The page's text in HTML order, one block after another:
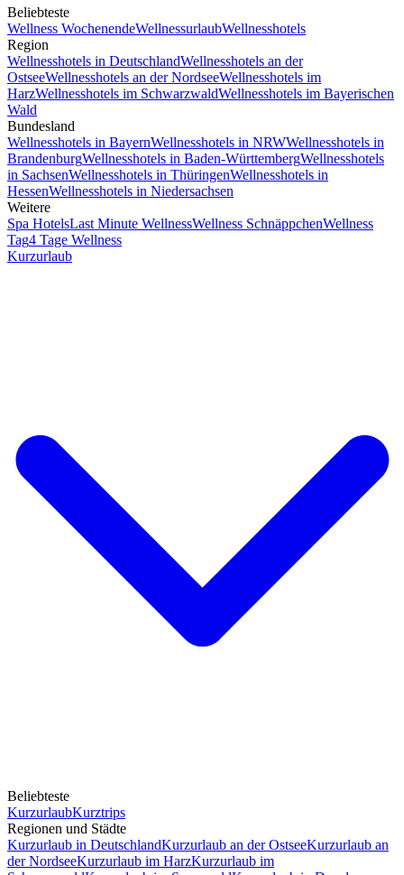
Beliebteste
Wellness WochenendeWellnessurlaubWellnesshotels
Region
Wellnesshotels in DeutschlandWellnesshotels an der
OstseeWellnesshotels an der NordseeWellnesshotels im
HarzWellnesshotels im SchwarzwaldWellnesshotels im Bayerischen
Wald
Bundesland
Wellnesshotels in BayernWellnesshotels in NRWWellnesshotels in
BrandenburgWellnesshotels in Baden-WürttembergWellnesshotels
in SachsenWellnesshotels in ThüringenWellnesshotels in
HessenWellnesshotels in Niedersachsen
Weitere
Spa HotelsLast Minute WellnessWellness SchnäppchenWellness
Tag4 Tage Wellness
Kurzurlaub
Beliebteste
KurzurlaubKurztrips
Regionen und Städte
Kurzurlaub in DeutschlandKurzurlaub an der OstseeKurzurlaub an
der NordseeKurzurlaub im HarzKurzurlaub im